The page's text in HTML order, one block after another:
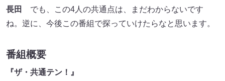
長田
でも、この4人の共通点は、まだわからないです
ね。逆に、今後この番組で探っていけたらなと思います。
番組概要
『ザ・共通テン！』